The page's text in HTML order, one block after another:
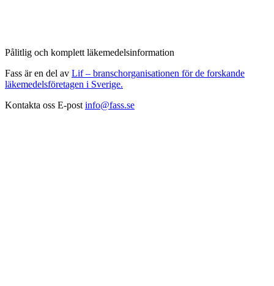
Pålitlig och komplett läkemedelsinformation
Fass är en del av Lif – branschorganisationen för de forskande
läkemedelsföretagen i Sverige.
Kontakta oss E-post info@fass.se